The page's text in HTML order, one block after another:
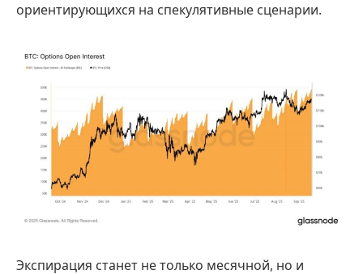
ориентирующихся на спекулятивные сценарии.
Экспирация станет не только месячной, но и